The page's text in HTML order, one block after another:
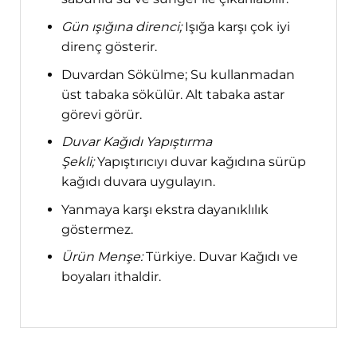
Gün ışığına direnci;Işığa karşı çok iyi
direnç gösterir.
Duvardan Sökülme; Su kullanmadan
üst tabaka sökülür. Alt tabaka astar
görevi görür.
Duvar Kağıdı Yapıştırma
Şekli;Yapıştırıcıyı duvar kağıdına sürüp
kağıdı duvara uygulayın.
Yanmaya karşı ekstra dayanıklılık
göstermez.
Ürün Menşe:Türkiye. Duvar Kağıdı ve
boyaları ithaldir.